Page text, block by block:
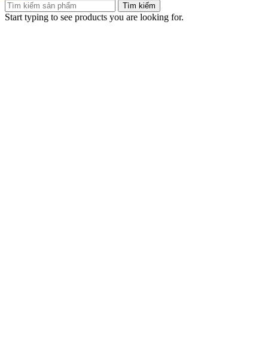
Tìm kiếm
Start typing to see products you are looking for.